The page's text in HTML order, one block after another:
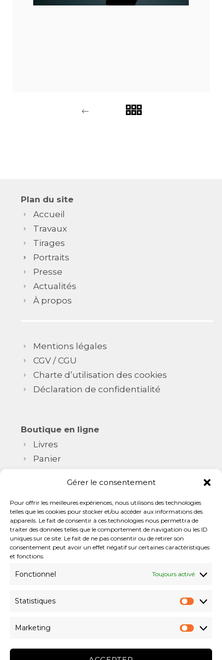
Gérer le consentement
Pour offrir les meilleures expériences, nous utilisons des technologies
telles que les cookies pour stocker et/ou accéder aux informations des
appareils. Le fait de consentir à ces technologies nous permettra de
traiter des données telles que le comportement de navigation ou les ID
uniques sur ce site. Le fait de ne pas consentir ou de retirer son
consentement peut avoir un effet négatif sur certaines caractéristiques
et fonctions.
Fonctionnel Toujours activé
Statistiques
Marketing
Plan du site
Accueil
Travaux
Tirages
Portraits
Presse
Actualités
À propos
Mentions légales
CGV / CGU
Charte d’utilisation des cookies
Déclaration de confidentialité
Boutique en ligne
Livres
Panier
CGV / CGU
Me contacter
+33 6 25 18 71 02
gui.nedellec[@]gmail.com